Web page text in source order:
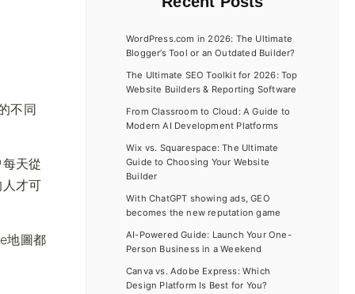
不同
天從
才可
地圖都
WordPress.com in 2026: The Ultimate
Blogger’s Tool or an Outdated Builder?
The Ultimate SEO Toolkit for 2026: Top
Website Builders & Reporting Software
From Classroom to Cloud: A Guide to
Modern AI Development Platforms
Wix vs. Squarespace: The Ultimate
Guide to Choosing Your Website
Builder
With ChatGPT showing ads, GEO
becomes the new reputation game
AI-Powered Guide: Launch Your One-
Person Business in a Weekend
Canva vs. Adobe Express: Which
Design Platform Is Best for You?